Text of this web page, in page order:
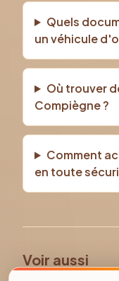
Quels
un véhicule
Où trouver
Compiègne ?
Comment
en toute
Voir aussi